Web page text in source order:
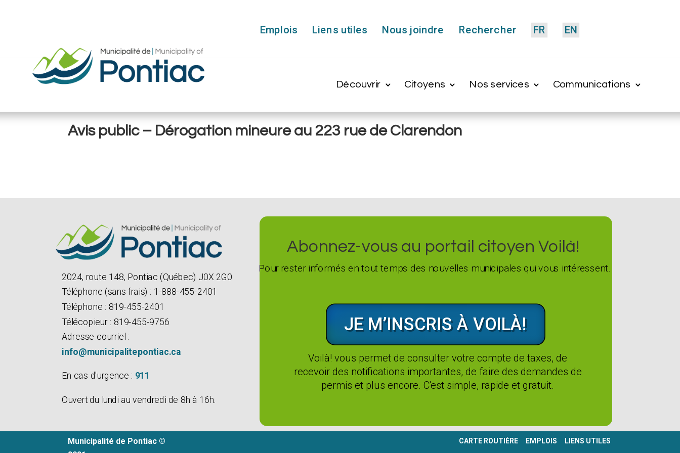
Emplois Liens utiles Nous joindre Rechercher FR EN
Découvrir Citoyens Nos services Communications
Avis public – Dérogation mineure au 223 rue de Clarendon
2024, route 148, Pontiac (Québec) J0X 2G0
Téléphone (sans frais) : 1-888-455-2401
Téléphone : 819-455-2401
Télécopieur : 819-455-9756
Adresse courriel :
info@municipalitepontiac.ca
En cas d'urgence : 911
Ouvert du lundi au vendredi de 8h à 16h.
Abonnez-vous au portail citoyen Voilà!
Pour rester informés en tout temps des nouvelles municipales qui vous intéressent.
JE M’INSCRIS À VOILÀ!
Voilà! vous permet de consulter votre compte de taxes, de
recevoir des notifications importantes, de faire des demandes de
permis et plus encore. C'est simple, rapide et gratuit.
Municipalité de Pontiac ©
CARTE ROUTIÈRE EMPLOIS LIENS UTILES